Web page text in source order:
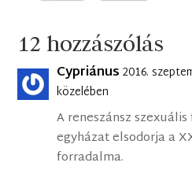
12 hozzászólás
Cypriánus 2016.
közelében
A reneszánsz
egyházat elsodorja a
forradalma.